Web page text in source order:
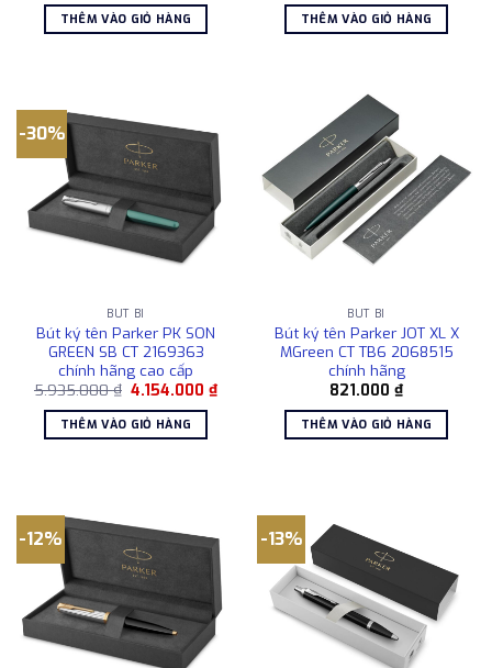
là:
1.080.000 ₫.
THÊM VÀO GIỎ HÀNG là:
1.429.000 ₫.
THÊM VÀO GIỎ HÀNG
-30%
BÚT BI
Bút ký tên Parker PK SON
GREEN SB CT 2169363
chính hãng cao cấp
5.935.000₫ Giá
là:
5.935.000 ₫.
4.154.000₫Giá
hiện
4.154.000 ₫.
THÊM VÀO GIỎ HÀNG
BÚT BI
Bút ký tên Parker JOT XL X
MGreen CT TB6 2068515
chính hãng
821.000 ₫
THÊM VÀO GIỎ HÀNG
-12% -13%